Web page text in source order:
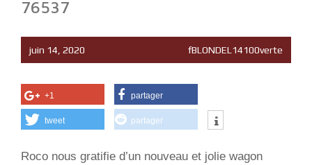
76537
juin 14, 2020 fBLONDEL14100verte
+1 partager
tweet partager
Roco nous gratifie d’un nouveau et jolie wagon